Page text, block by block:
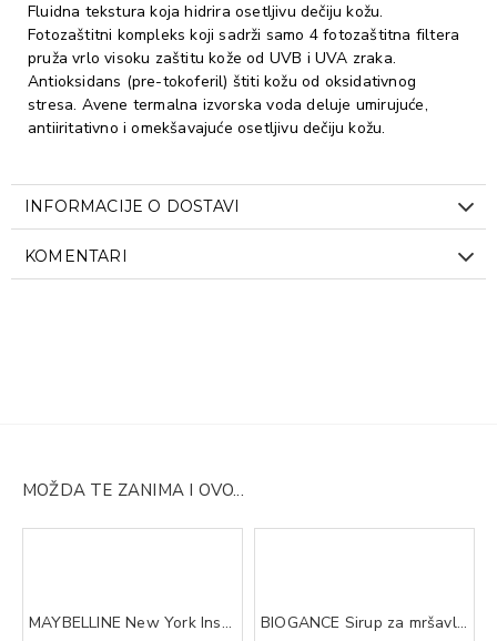
Fluidna tekstura koja hidrira osetljivu dečiju kožu.
Fotozaštitni kompleks koji sadrži samo 4 fotozaštitna filtera
pruža vrlo visoku zaštitu kože od UVB i UVA zraka.
Antioksidans (pre-tokoferil) štiti kožu od oksidativnog
stresa. Avene termalna izvorska voda deluje umirujuće,
antiiritativno i omekšavajuće osetljivu dečiju kožu.
INFORMACIJE O DOSTAVI
KOMENTARI
MOŽDA TE ZANIMA I OVO...
MAYBELLINE New York Instant Anti-Age Eraser korektor 6 Neutralizer BIOGANCE Sirup za mršavljenje Phytocare slim+ 200ml